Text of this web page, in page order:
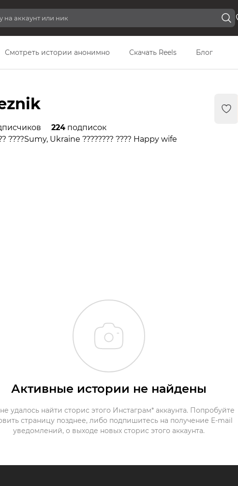
Смотреть истории анонимно Скачать Reels Блог
224 подписок
????Sumy, Ukraine ???????? ???? Happy wife
Активные истории не найдены
удалось найти сторис этого Инстаграм* аккаунта. Попробуйте
страницу позднее, либо подпишитесь на получение E-mail
уведомлений, о выходе новых сторис этого аккаунта.